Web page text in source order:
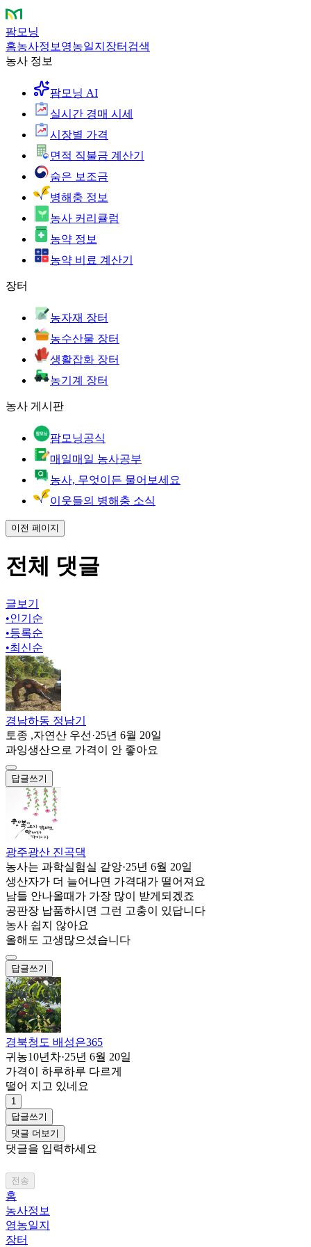
팜모닝
홈농사정보 영농일지 장터 검색
농사 정보
팜모닝 AI
실시간 경매 시세
시장별 가격
면적 직불금 계산기
숨은 보조금
병해충 정보
농사 커리큘럼
농약 정보
농약 비료 계산기
장터
농자재 장터
농수산물 장터
생활잡화 장터
농기계 장터
농사 게시판
팜모닝공식
매일매일 농사공부
농사, 무엇이든 물어보세요
이웃들의 병해충 소식
이전 페이지
전체 댓글
글보기
•인기순
•등록순
•최신순
경남하동 정남기
토종 ,자연산 우선 ·25년 6월 20일
과잉생산으로 가격이 안 좋아요
답글쓰기
광주광산 진곡댁
농사는 과학실험실 같앙·25년 6월 20일
생산자가 더 늘어나면 가격대가 떨어져요
남들 안나올때가 가장 많이 받게되겠죠
공판장 납품하시면 그런 고충이 있답니다
농사 쉽지 않아요
올해도 고생많으셨습니다
답글쓰기
경북청도 배성은365
귀농10년차·25년 6월 20일
가격이 하루하루 다르게
떨어 지고 있네요
1
답글쓰기
댓글 더보기
댓글을 입력하세요
전송
홈
농사정보
영농일지
장터